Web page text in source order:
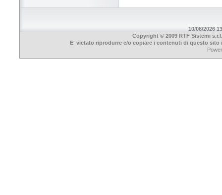
10/08/2026
Copyright © 2009 RTF Sistemi
E' vietato riprodurre e/o copiare i contenuti di questo